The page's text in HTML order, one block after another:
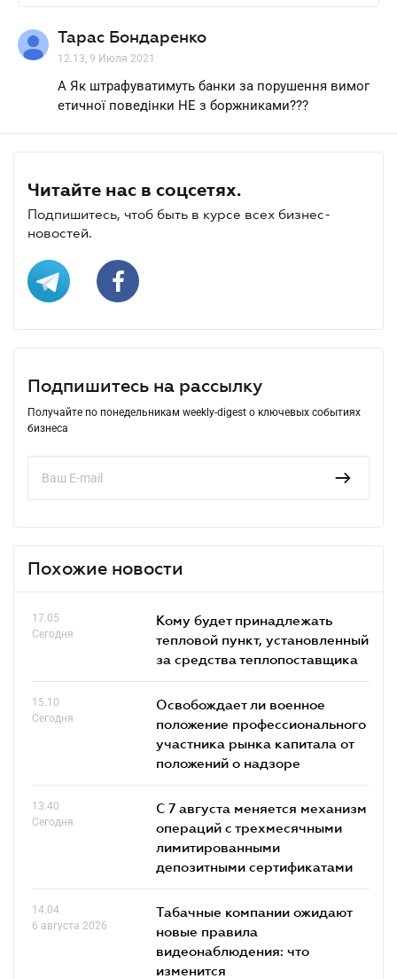
Тарас Бондаренко
12.13, 9 Июля 2021
А Як штрафуватимуть банки за порушення вимог
етичної поведінки НЕ з боржниками???
Читайте нас в соцсетях.
Подпишитесь, чтоб быть в курсе всех бизнес-
новостей.
Подпишитесь на рассылку
Получайте по понедельникам weekly-digest о ключевых событиях
бизнеса
Похожие новости
17.05
Сегодня
Кому будет принадлежать
тепловой пункт, установленный
за средства теплопоставщика
15.10
Сегодня
Освобождает ли военное
положение профессионального
участника рынка капитала от
положений о надзоре
13.40
Сегодня
С 7 августа меняется механизм
операций с трехмесячными
лимитированными
депозитными сертификатами
14.04
6 августа 2026
Табачные компании ожидают
новые правила
видеонаблюдения: что
изменится